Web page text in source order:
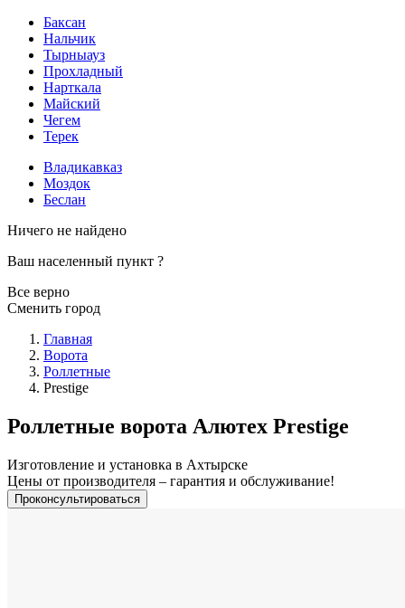
Баксан
Нальчик
Тырныауз
Прохладный
Нарткала
Майский
Чегем
Терек
Владикавказ
Моздок
Беслан
Ничего не найдено
Ваш населенный пункт ?
Все верно
Сменить город
Главная
Ворота
Роллетные
Prestige
Роллетные ворота Алютех Prestige
Изготовление и установка в Ахтырске
Цены от производителя – гарантия и обслуживание!
Проконсультироваться